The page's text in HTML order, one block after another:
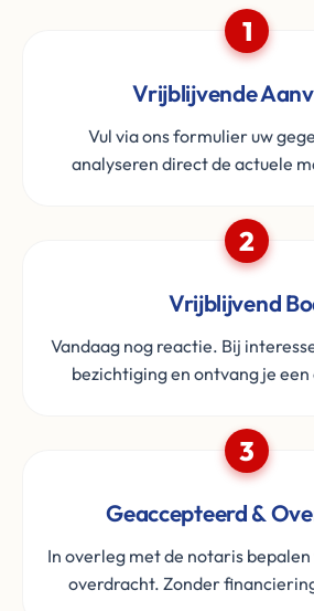
1
Vrijblijvende
Vul via ons formulier uw
analyseren direct de actuele
2
Vrijblijvend
Vandaag nog reactie. Bij
bezichtiging en ontvang je
3
Geaccepteerd &
In overleg met de notaris
overdracht. Zonder